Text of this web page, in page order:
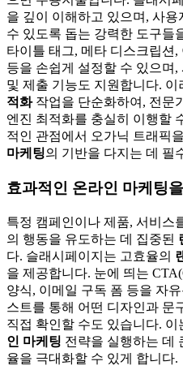
을 깊이 이해하고 있으며, 사
수 있도록 돕는 강력한 도구들
타이틀 태그, 메타 디스크립션
등을 손쉽게 설정할 수 있으며,
및 제출 기능도 지원합니다.
적화작업을 단순화하여, 전문
엔진 최적화를 충실히 이행할
적인 관점에서 오가닉 트래픽
마케팅의 기반을 다지는 데 필
효과적인 온라인 마케팅
특정 캠페인이나 제품, 서비스
의 행동을 유도하는 데 집중된
다. 슬래시페이지는 고효율의
을 제공합니다. 눈에 띄는
양식, 이메일 구독 폼 등을 자
스트를 통해 어떤 디자인과 문
직접 확인할 수도 있습니다.
인 마케팅 전략을 실행하는 데
율을 극대화할 수 있게 합니다.